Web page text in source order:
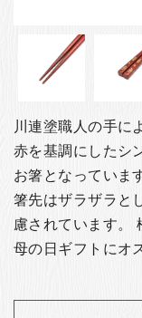
川連塗職人の手に
赤を基調にしたシ
お箸となっていま
箸先はザラザラと
慮されています。
母の日ギフトにオ